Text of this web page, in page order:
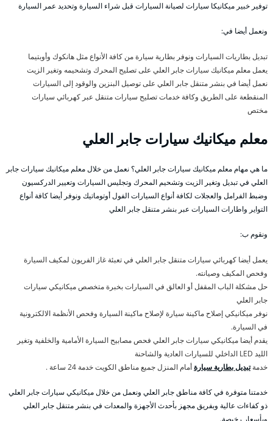
توفير خبير ميكانيكا سيارات لصيانة السيارات قبل شراء السيارة وتحديد عمر السيارة
ونعمل أيضا في:
تبديل بطاريات السيارات ونوفر بطارية سيارة من كافة الأنواع مثل هانكوك وأوبتيما
يعمل معلم ميكانيك سيارات جابر العلي على تصليح المحرك وتشحيمه وتغير الزيت
نعمل أيضا في بنشر متنقل جابر العلي على توصيل البنزين والوقود إلى السيارات
المنقطعة على الطريق وكافة خدمات تصليح سيارات متنقل عبر كهربائي سيارات
مختص
معلم ميكانيك سيارات جابر العلي
ما هي مهام معلم ميكانيك سيارات جابر العلي؟ نعمل من خلال معلم ميكانيك سيارات جابر
العلي في تبديل وتغير الزيت وتشحيم المحرك وتجليس السيارات وتعيير الدركسيون
وضبط الفرامل والعجلات لكافة أنواع السيارات الفول أوتوماتيك ونوفر أيضا كافة أنواع
التواير واطارات السيارات عبر بنشر متنقل جابر العلي
ونقوم ب:
يعمل أيضا كهربائي سيارات متنقل جابر العلي في تعبئة غاز الفريون لمكيف السيارة
وفحص المكيف وصيانته.
حل مشكلة الباب المقفل أو العالق في السيارات بخبرة متخصص ميكانيكي سيارات
جابر العلي
نوفر ميكانيكي إصلاح ماكينة سيارة لإصلاح ماكينة السيارة وفحص الأنظمة الالكترونية
في السيارة.
يقدم أيضا ميكانيكي سيارات جابر العلي فحص مصابيح السيارة الأمامية والخلفية وتغير
الليد LED الداخلي للسيارات العادية والشاحنة
خدمةتبديل بطارية سيارةأمام المنزل جميع مناطق الكويت خدمة 24 ساعة .
خدمتنا متوفرة في كافة مناطق جابر العلي ونعمل من خلال ميكانيكي سيارات جابر العلي
ذو كفاءات عالية وبفريق مجهز بأحدث الأجهزة والمعدات في بنشر متنقل جابر العلي
وبأسعار رخيصة.